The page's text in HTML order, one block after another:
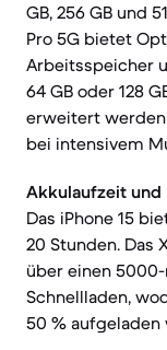
GB, 256 GB und
Pro 5G bietet
Arbeitsspeicher
64 GB oder 128
erweitert werden
bei intensivem
Akkulaufzeit und
Das iPhone 15
20 Stunden. Das
über einen
Schnellladen,
50 % aufgeladen